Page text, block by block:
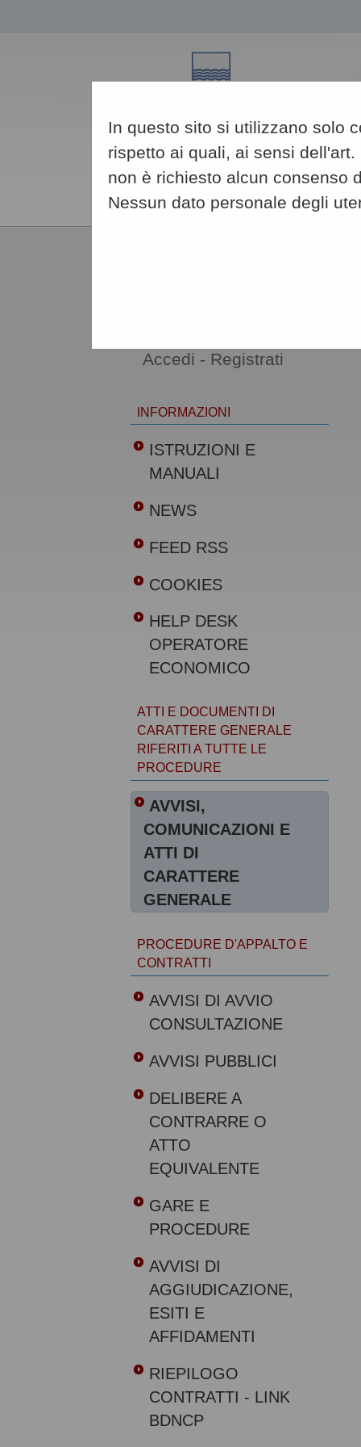
08/08/2026
In questo sito si utilizzano solo
rispetto ai quali, ai sensi
non è richiesto alcun consenso
Nessun dato personale degli
Accedi - Registrati
INFORMAZIONI
ISTRUZIONI E
MANUALI
NEWS
FEED RSS
COOKIES
HELP DESK
OPERATORE
ECONOMICO
ATTI E DOCUMENTI DI
CARATTERE GENERALE
RIFERITI A TUTTE LE
PROCEDURE
AVVISI,
COMUNICAZIONI E
ATTI DI
CARATTERE
GENERALE
PROCEDURE D'APPALTO E
CONTRATTI
AVVISI DI AVVIO
CONSULTAZIONE
AVVISI PUBBLICI
DELIBERE A
CONTRARRE O
ATTO
EQUIVALENTE
GARE E
PROCEDURE
AVVISI DI
AGGIUDICAZIONE,
ESITI E
AFFIDAMENTI
RIEPILOGO
CONTRATTI - LINK
BDNCP